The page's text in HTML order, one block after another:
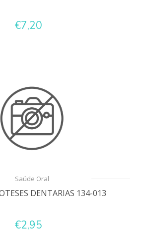
€7,20
Saúde Oral
DENTARIAS 134-013
€2,95